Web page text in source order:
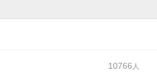
10766